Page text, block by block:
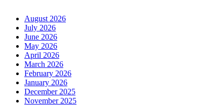
August 2026
July 2026
June 2026
May 2026
April 2026
March 2026
February 2026
January 2026
December 2025
November 2025